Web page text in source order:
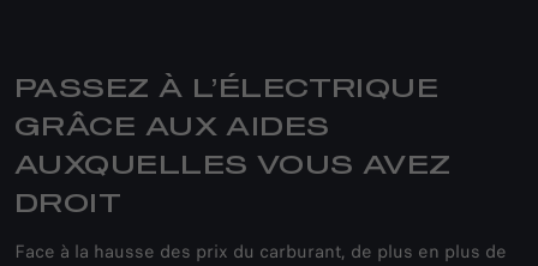
PASSEZ À L’ÉLECTRIQUE
GRÂCE AUX AIDES
AUXQUELLES VOUS AVEZ
DROIT
Face à la hausse des prix du carburant, de plus en plus de